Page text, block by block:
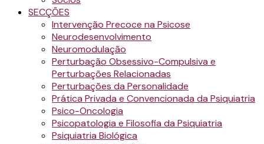
SECÇÕES
Intervenção Precoce na Psicose
Neurodesenvolvimento
Neuromodulação
Perturbação Obsessivo-Compulsiva e
Perturbações Relacionadas
Perturbações da Personalidade
Prática Privada e Convencionada da Psiquiatria
Psico-Oncologia
Psicopatologia e Filosofia da Psiquiatria
Psiquiatria Biológica